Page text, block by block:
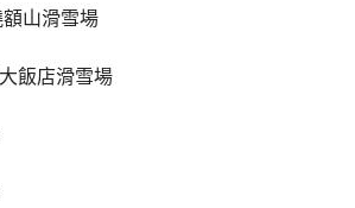
山滑雪場
飯店滑雪場